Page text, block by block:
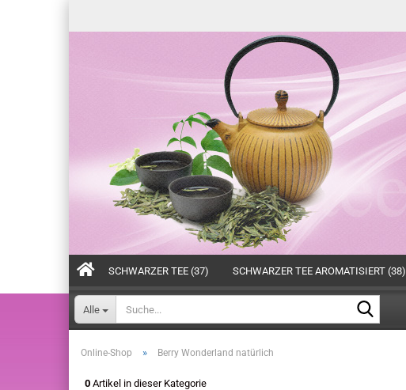
Alle
SCHWARZER TEE (37) SCHWARZER TEE AROMATISIERT (38)
Online-Shop » Berry Wonderland natürlich
0 Artikel in dieser Kategorie